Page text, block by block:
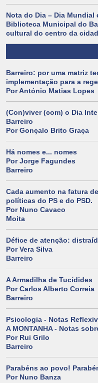
Nota do Dia – Dia Mundial
Biblioteca Municipal do
cultural do centro da
Barreiro: por uma matriz
implementação para a
Por António Matias Lopes
(Con)viver (com) o Dia
Barreiro
Por Gonçalo Brito Graça
Há nomes e... nomes
Por Jorge Fagundes
Barreiro
Cada aumento na fatura
políticas do PS e do PSD.
Por Nuno Cavaco
Moita
Défice de atenção:
Por Vera Silva
Barreiro
A Armadilha de Tucídides
Por Carlos Alberto Correia
Barreiro
Psicologia - Notas
A MONTANHA - Notas
Por Rui Grilo
Barreiro
Parabéns ao povo!
Por Nuno Banza